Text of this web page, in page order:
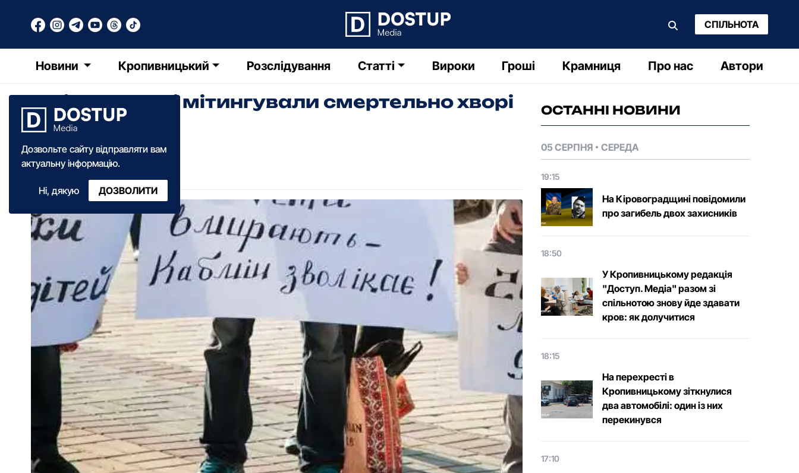
СПІЛЬНОТА
Новини Кропивницький Розслідування Статті Вироки Гроші Крамниця Про нас Автори
Дозвольте сайту відправляти вам
актуальну інформацію.
Ні, дякую ДОЗВОЛИТИ
У Кіровограді мітингували смертельно хворі
(ФОТО)
КФ Катерина Федченко
21 жовтня·2014
ОСТАННІ НОВИНИ
05 СЕРПНЯ СЕРЕДА
19:15
На Кіровоградщині повідомили
про загибель двох захисників
18:50
У Кропивницькому редакція
"Доступ. Медіа" разом зі
спільнотою знову йде здавати
кров: як долучитися
18:15
На перехресті в
Кропивницькому зіткнулися
два автомобілі: один із них
перекинувся
17:10